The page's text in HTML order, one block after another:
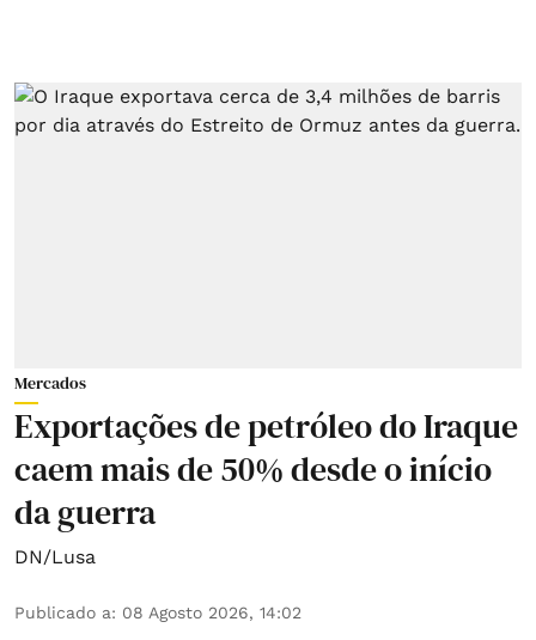
Mercados
Exportações de petróleo do Iraque
caem mais de 50% desde o início
da guerra
DN/Lusa
Publicado a: 08 Agosto 2026, 14:02